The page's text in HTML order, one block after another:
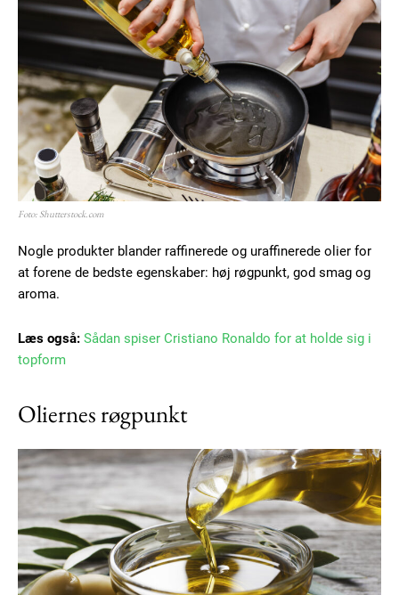
Foto: Shutterstock.com
Nogle produkter blander raffinerede og uraffinerede olier for
at forene de bedste egenskaber: høj røgpunkt, god smag og
aroma.
Læs også: Sådan spiser Cristiano Ronaldo for at holde sig i
topform
Oliernes røgpunkt